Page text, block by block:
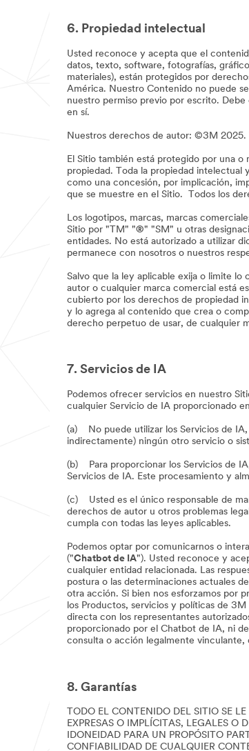
6. Propiedad intelectual
Usted reconoce y acepta que el
datos, texto, software, fotografías,
materiales), están protegidos por
América. Nuestro Contenido no puede
nuestro permiso previo por escrito.
en sí.
Nuestros derechos de autor: ©3M 2025.
El Sitio también está protegido por una
propiedad. Toda la propiedad intelectual
como una concesión, por implicación,
que se muestre en el Sitio. Todos los
Los logotipos, marcas, marcas
Sitio por "TM" "®" "SM" u otras
entidades. No está autorizado a utilizar
permanece con nosotros o nuestros
Salvo que la ley aplicable exija o limite
autor o cualquier marca comercial está
cubierto por los derechos de propiedad
y lo agrega al contenido que crea o
derecho perpetuo de usar, de cualquier
7. Servicios de IA
Podemos ofrecer servicios en nuestro
cualquier Servicio de IA proporcionado
(a) No puede utilizar los Servicios de IA,
indirectamente) ningún otro servicio o
(b) Para proporcionar los Servicios de
Servicios de IA. Este procesamiento y
(c) Usted es el único responsable de
derechos de autor u otros problemas
cumpla con todas las leyes aplicables.
Podemos optar por comunicarnos o
("Chatbot de IA"). Usted reconoce y
cualquier entidad relacionada. Las
postura o las determinaciones actuales
otra acción. Si bien nos esforzamos por
los Productos, servicios y políticas de
directa con los representantes
proporcionado por el Chatbot de IA, ni
consulta o acción legalmente
8. Garantías
TODO EL CONTENIDO DEL SITIO SE
EXPRESAS O IMPLÍCITAS, LEGALES O
IDONEIDAD PARA UN PROPÓSITO
CONFIABILIDAD DE CUALQUIER